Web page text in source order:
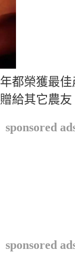
都榮獲最
給其它農友
sponsored
sponsored